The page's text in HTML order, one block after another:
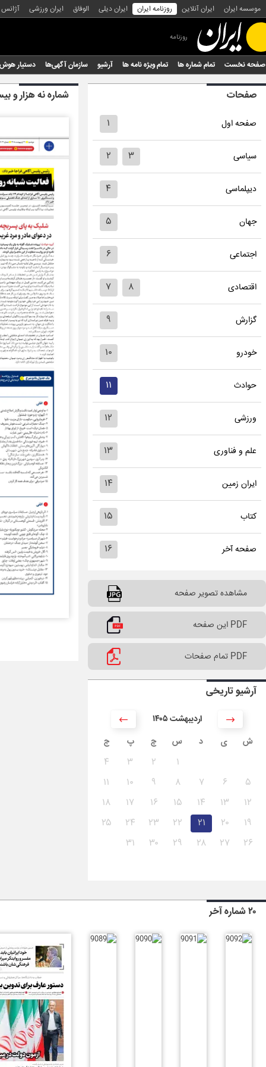
موسسه ایران ایران آنلاین روزنامه ایران ایران دیلی الوفاق ایران ورزشی
روزنامه
صفحه نخست تمام شماره ها تمام ویژه نامه ها آرشیو سازمان آگهی‌ها دستیار
صفحات
صفحه اول ۱
سیاسی ۲ ۳
دیپلماسی ۴
جهان ۵
اجتماعی ۶
اقتصادی ۷ ۸
گزارش ۹
خودرو ۱۰
حوادث ۱۱
ورزشی ۱۲
علم و فناوری ۱۳
ایران زمین ۱۴
کتاب ۱۵
صفحه آخر ۱۶
مشاهده تصویر صفحه
PDF این صفحه
PDF تمام صفحات
آرشیو تاریخی
۱۴۰۵ اردیبهشت
ش
ی د س چ پ ج
۱ ۲ ۳
۴
۵
۶ ۷ ۸ ۹ ۱۰
۱۱
۱۲
۱۳ ۱۴ ۱۵ ۱۶ ۱۷
۱۸
۱۹
۲۰ ۲۱ ۲۲ ۲۳ ۲۴
۲۵
۲۶
۲۷ ۲۸ ۲۹ ۳۰ ۳۱
شماره نه هزار و
۲۰ شماره آخر